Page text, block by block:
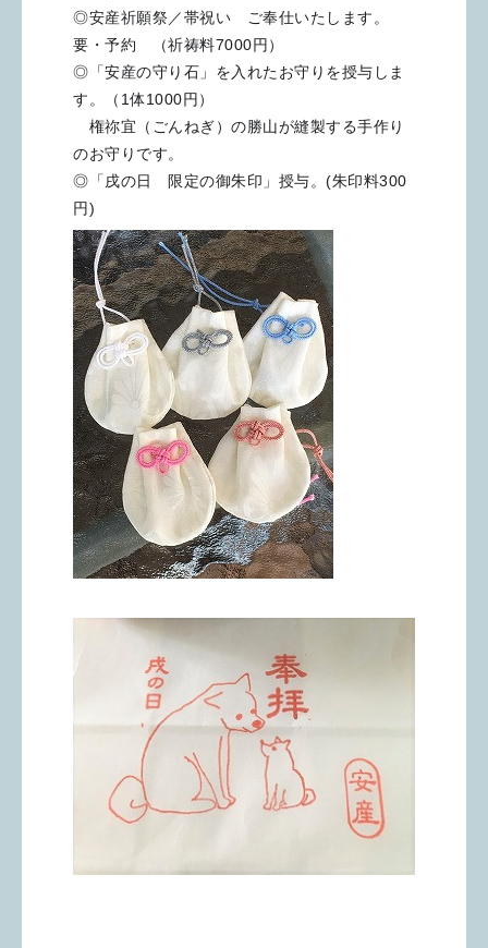
◎安産祈願祭／帯祝い ご奉仕いたします。
要・予約 （祈祷料7000円）
◎「安産の守り石」を入れたお守りを授与しま
す。（1体1000円）
権祢宜（ごんねぎ）の勝山が縫製する手作り
のお守りです。
◎「戌の日 限定の御朱印」授与。(朱印料300
円)